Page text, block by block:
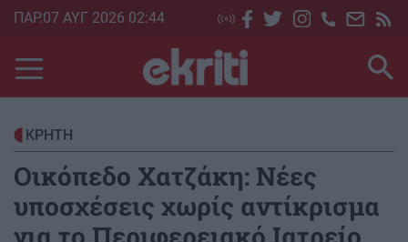
Skip
main
content
ΠΑΡ.07 ΑΥΓ 2026 02:44
ΚΡΗΤΗ
Οικόπεδο Χατζάκη: Νέες
υποσχέσεις χωρίς αντίκρισμα